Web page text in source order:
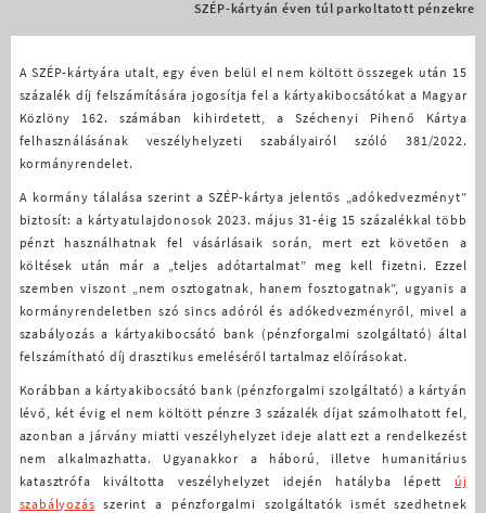
SZÉP-kártyán éven túl parkoltatott pénzekre
A SZÉP-kártyára utalt, egy éven belül el nem költött összegek után 15
százalék díj felszámítására jogosítja fel a kártyakibocsátókat a Magyar
Közlöny 162. számában kihirdetett, a Széchenyi Pihenő Kártya
felhasználásának veszélyhelyzeti szabályairól szóló 381/2022.
kormányrendelet.
A kormány tálalása szerint a SZÉP-kártya jelentős „adókedvezményt”
biztosít: a kártyatulajdonosok 2023. május 31-éig 15 százalékkal több
pénzt használhatnak fel vásárlásaik során, mert ezt követően a
költések után már a „teljes adótartalmat” meg kell fizetni. Ezzel
szemben viszont „nem osztogatnak, hanem fosztogatnak”, ugyanis a
kormányrendeletben szó sincs adóról és adókedvezményről, mivel a
szabályozás a kártyakibocsátó bank (pénzforgalmi szolgáltató) által
felszámítható díj drasztikus emeléséről tartalmaz előírásokat.
Korábban a kártyakibocsátó bank (pénzforgalmi szolgáltató) a kártyán
lévő, két évig el nem költött pénzre 3 százalék díjat számolhatott fel,
azonban a járvány miatti veszélyhelyzet ideje alatt ezt a rendelkezést
nem alkalmazhatta. Ugyanakkor a háború, illetve humanitárius
katasztrófa kiváltotta veszélyhelyzet idején hatályba lépett új
szabályozás szerint a pénzforgalmi szolgáltatók ismét szedhetnek